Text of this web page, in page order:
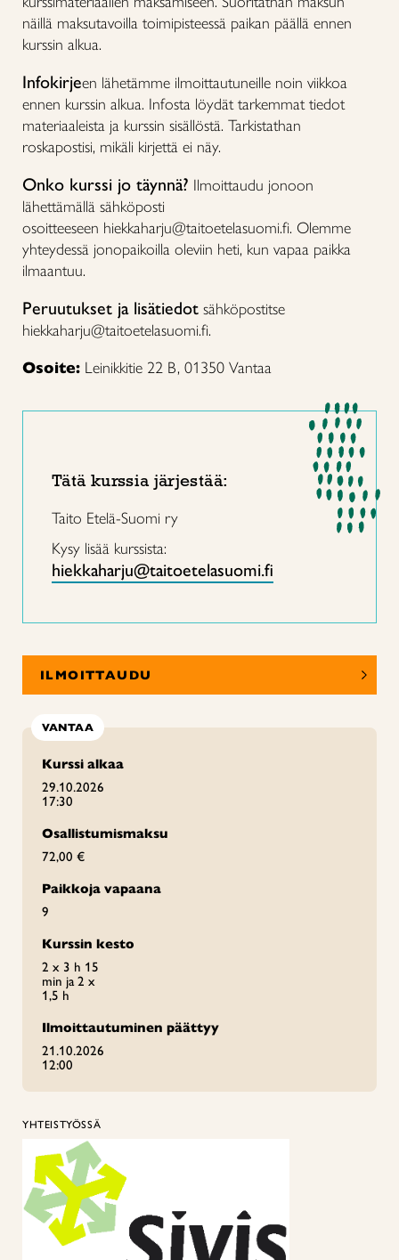
näillä maksutavoilla toimipisteessä paikan päällä ennen
kurssin alkua.
Infokirjeen lähetämme ilmoittautuneille noin viikkoa
ennen kurssin alkua. Infosta löydät tarkemmat tiedot
materiaaleista ja kurssin sisällöstä. Tarkistathan
roskapostisi, mikäli kirjettä ei näy.
Onko kurssi jo täynnä? Ilmoittaudu jonoon
lähettämällä sähköposti
osoitteeseen hiekkaharju@taitoetelasuomi.fi. Olemme
yhteydessä jonopaikoilla oleviin heti, kun vapaa paikka
ilmaantuu.
Peruutukset ja lisätiedot sähköpostitse
hiekkaharju@taitoetelasuomi.fi.
Osoite: Leinikkitie 22 B, 01350 Vantaa
Tätä kurssia järjestää:
Taito Etelä-Suomi ry
Kysy lisää kurssista:
hiekkaharju@taitoetelasuomi.fi
ILMOITTAUDU
VANTAA
Kurssi alkaa
29.10.2026
17:30
Osallistumismaksu
72,00 €
Paikkoja vapaana
9
Kurssin kesto
2 x 3 h 15
min ja 2 x
1,5 h
Ilmoittautuminen päättyy
21.10.2026
12:00
YHTEISTYÖSSÄ